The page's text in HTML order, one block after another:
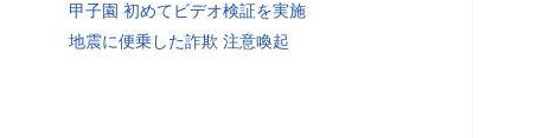
甲子園 初めてビデオ検証を実施
地震に便乗した詐欺 注意喚起